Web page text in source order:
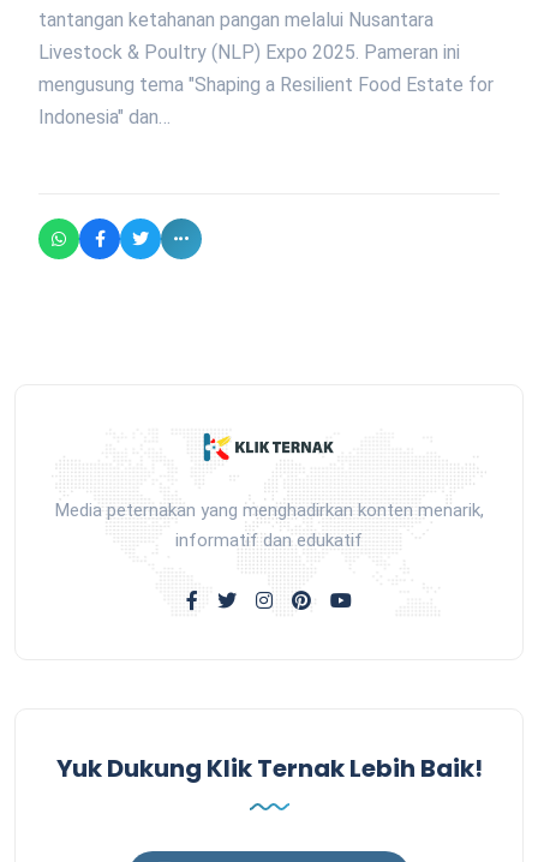
tantangan ketahanan pangan melalui Nusantara
Livestock & Poultry (NLP) Expo 2025. Pameran ini
mengusung tema "Shaping a Resilient Food Estate for
Indonesia" dan…
Media peternakan yang menghadirkan konten menarik,
informatif dan edukatif
Yuk Dukung Klik Ternak Lebih Baik!